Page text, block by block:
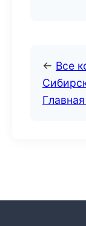
← Все